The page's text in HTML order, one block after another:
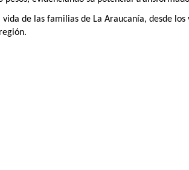
de las familias de La Araucanía, desde